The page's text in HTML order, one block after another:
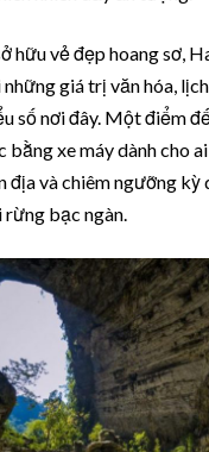
hữu vẻ đẹp hoang sơ,
giá trị văn hóa,
số nơi đây. Một điểm
bằng xe máy dành cho
địa và chiêm ngưỡng kỳ
rừng bạc ngàn.